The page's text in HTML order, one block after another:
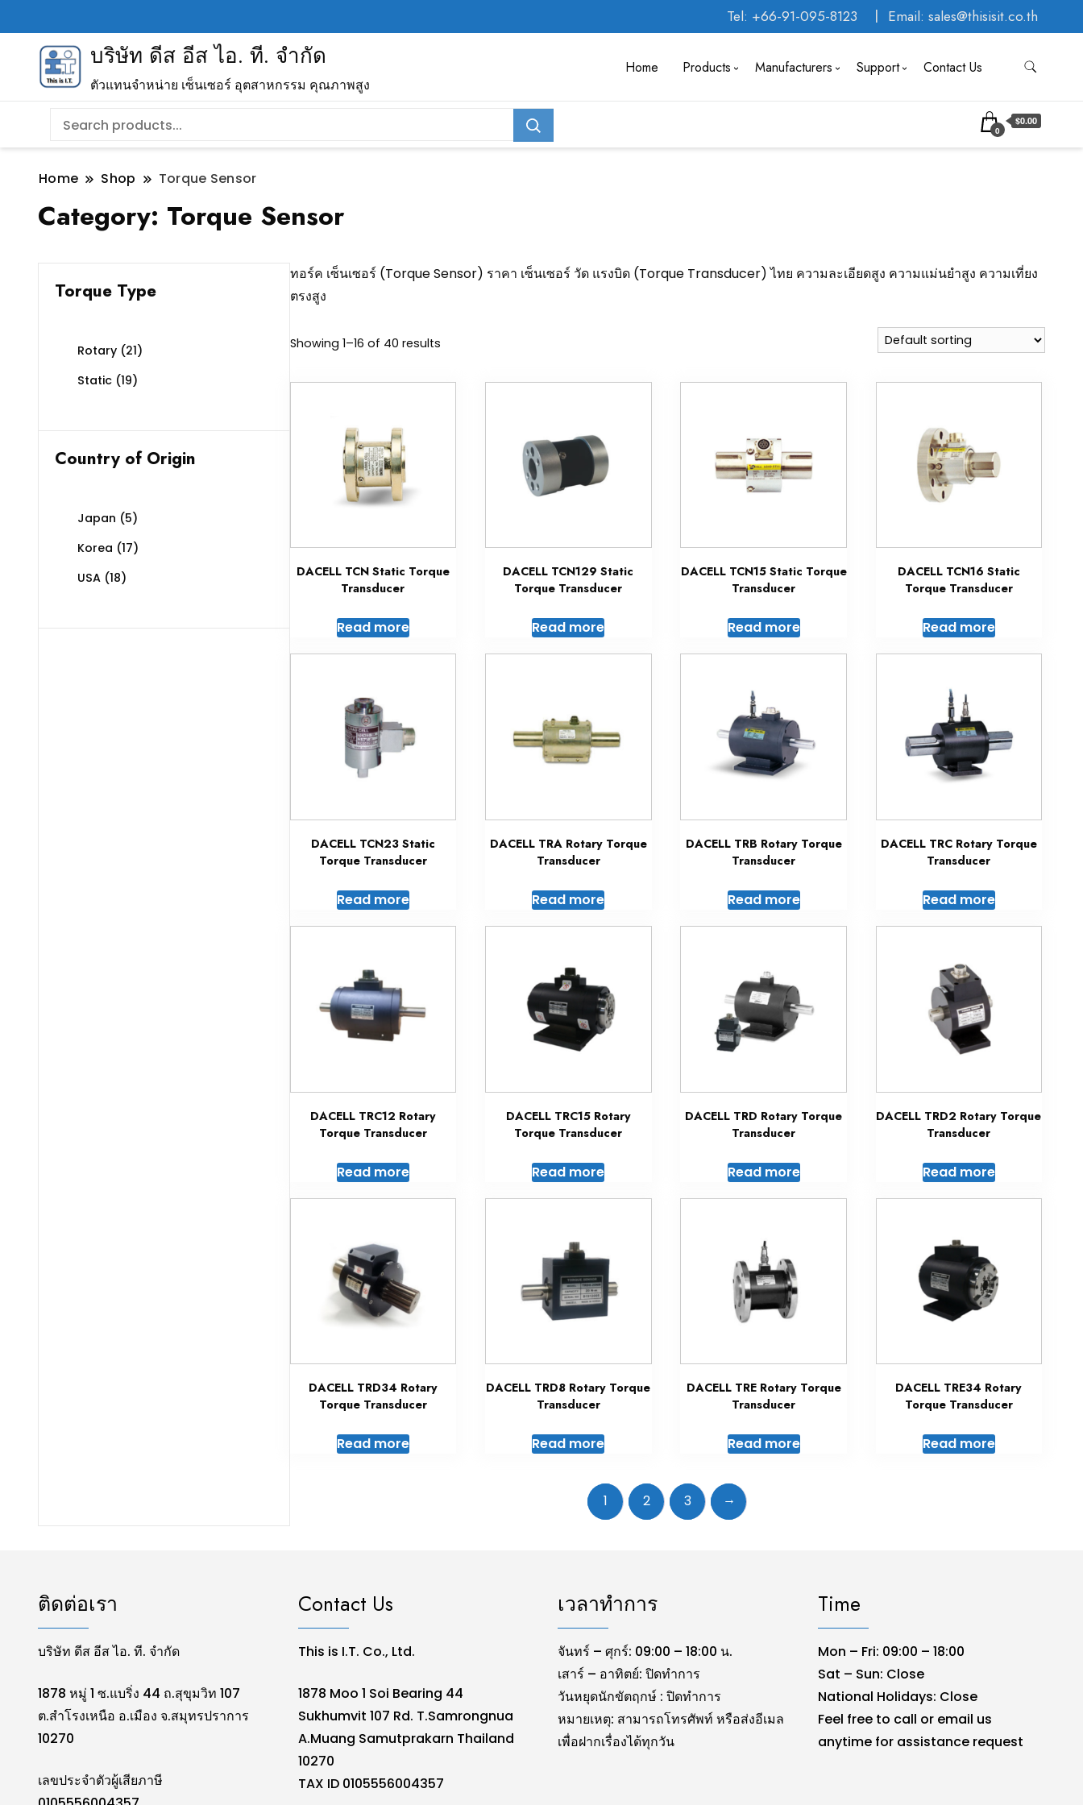
Tel: +66-91-095-8123 Email: sales@thisisit.co.th
บริษัท ดีส อีส ไอ. ที. จำกัด
ตัวแทนจำหน่าย เซ็นเซอร์ อุตสาหกรรม คุณภาพสูง
Home Products Manufacturers Support Contact Us
0
$0.00
Home Shop Torque Sensor
Category: Torque Sensor
ทอร์ค เซ็นเซอร์ (Torque Sensor) ราคา เซ็นเซอร์ วัด แรงบิด (Torque Transducer) ไทย ความละเอียดสูง ความแม่นยำสูง ความเที่ยง
ตรงสูง
Showing 1–16 of 40 results
DACELL TCN Static Torque
Transducer
Read more
DACELL TCN129 Static
Torque Transducer
Read more
DACELL TCN15 Static Torque
Transducer
Read more
DACELL TCN16 Static
Torque Transducer
Read more
DACELL TCN23 Static
Torque Transducer
Read more
DACELL TRA Rotary Torque
Transducer
Read more
DACELL TRB Rotary Torque
Transducer
Read more
DACELL TRC Rotary Torque
Transducer
Read more
DACELL TRC12 Rotary
Torque Transducer
Read more
DACELL TRC15 Rotary
Torque Transducer
Read more
DACELL TRD Rotary Torque
Transducer
Read more
DACELL TRD2 Rotary Torque
Transducer
Read more
DACELL TRD34 Rotary
Torque Transducer
Read more
DACELL TRD8 Rotary Torque
Transducer
Read more
DACELL TRE Rotary Torque
Transducer
Read more
DACELL TRE34 Rotary
Torque Transducer
Read more
1 2 3 →
Torque Type
Rotary (21)
Static (19)
Country of Origin
Japan (5)
Korea (17)
USA (18)
ติดต่อเรา
บริษัท ดีส อีส ไอ. ที. จำกัด
1878 หมู่ 1 ซ.แบริ่ง 44 ถ.สุขุมวิท 107
ต.สำโรงเหนือ อ.เมือง จ.สมุทรปราการ
10270
เลขประจำตัวผู้เสียภาษี
Contact Us
This is I.T. Co., Ltd.
1878 Moo 1 Soi Bearing 44
Sukhumvit 107 Rd. T.Samrongnua
A.Muang Samutprakarn Thailand
10270
TAX ID 0105556004357
เวลาทำการ
จันทร์ – ศุกร์: 09:00 – 18:00 น.
เสาร์ – อาทิตย์: ปิดทำการ
วันหยุดนักขัตฤกษ์ : ปิดทำการ
หมายเหตุ: สามารถโทรศัพท์ หรือส่งอีเมล
เพื่อฝากเรื่องได้ทุกวัน
Time
Mon – Fri: 09:00 – 18:00
Sat – Sun: Close
National Holidays: Close
Feel free to call or email us
anytime for assistance request